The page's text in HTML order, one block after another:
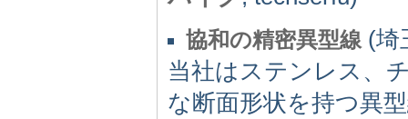
協和の精密異型線 (埼
当社はステンレス、
な断面形状を持つ異